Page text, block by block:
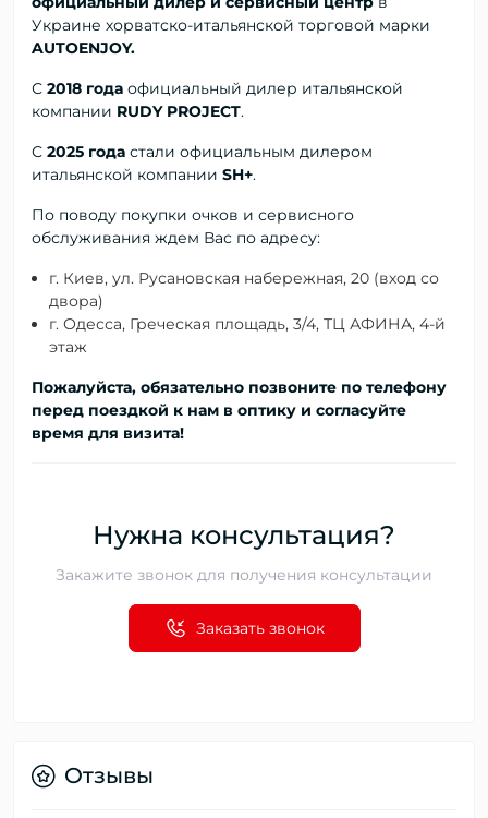
Украине хорватско-итальянской торговой марки
AUTOENJOY.
С 2018 года официальный дилер итальянской
компании RUDY PROJECT.
С 2025 года стали официальным дилером
итальянской компании SH+.
По поводу покупки очков и сервисного
обслуживания ждем Вас по адресу:
г. Киев, ул. Русановская набережная, 20 (вход со
двора)
г. Одесса, Греческая площадь, 3/4, ТЦ АФИНА, 4-й
этаж
Пожалуйста, обязательно позвоните по телефону
перед поездкой к нам в оптику и согласуйте
время для визита!
Нужна консультация?
Закажите звонок для получения консультации
Заказать звонок
Отзывы